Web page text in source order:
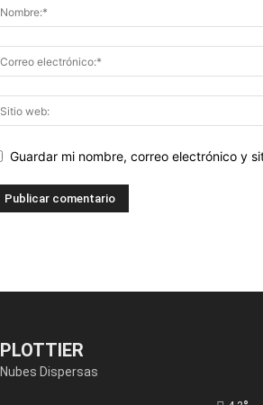
Guardar mi nombre, correo electrónico y
PLOTTIER
Nubes Dispersas